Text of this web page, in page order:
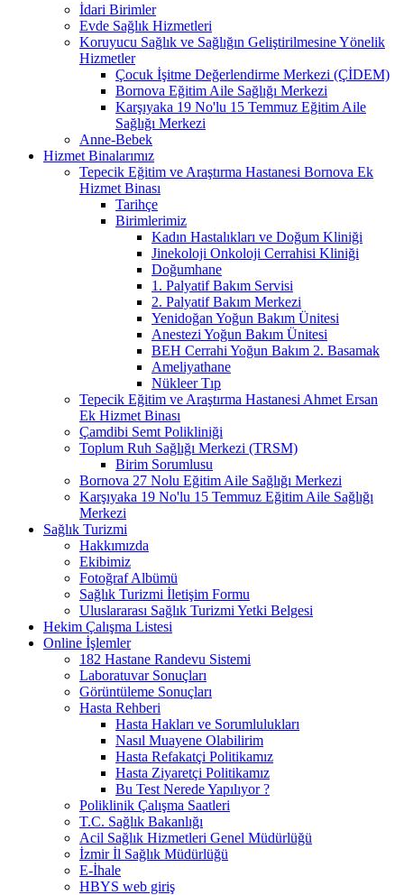
İdari Birimler
Evde Sağlık Hizmetleri
Koruyucu Sağlık ve Sağlığın Geliştirilmesine Yönelik
Hizmetler
Çocuk İşitme Değerlendirme Merkezi (ÇİDEM)
Bornova Eğitim Aile Sağlığı Merkezi
Karşıyaka 19 No'lu 15 Temmuz Eğitim Aile
Sağlığı Merkezi
Anne-Bebek
Hizmet Binalarımız
Tepecik Eğitim ve Araştırma Hastanesi Bornova Ek
Hizmet Binası
Tarihçe
Birimlerimiz
Kadın Hastalıkları ve Doğum Kliniği
Jinekoloji Onkoloji Cerrahisi Kliniği
Doğumhane
1. Palyatif Bakım Servisi
2. Palyatif Bakım Merkezi
Yenidoğan Yoğun Bakım Ünitesi
Anestezi Yoğun Bakım Ünitesi
BEH Cerrahi Yoğun Bakım 2. Basamak
Ameliyathane
Nükleer Tıp
Tepecik Eğitim ve Araştırma Hastanesi Ahmet Ersan
Ek Hizmet Binası
Çamdibi Semt Polikliniği
Toplum Ruh Sağlığı Merkezi (TRSM)
Birim Sorumlusu
Bornova 27 Nolu Eğitim Aile Sağlığı Merkezi
Karşıyaka 19 No'lu 15 Temmuz Eğitim Aile Sağlığı
Merkezi
Sağlık Turizmi
Hakkımızda
Ekibimiz
Fotoğraf Albümü
Sağlık Turizmi İletişim Formu
Uluslararası Sağlık Turizmi Yetki Belgesi
Hekim Çalışma Listesi
Online İşlemler
182 Hastane Randevu Sistemi
Laboratuvar Sonuçları
Görüntüleme Sonuçları
Hasta Rehberi
Hasta Hakları ve Sorumlulukları
Nasıl Muayene Olabilirim
Hasta Refakatçi Politikamız
Hasta Ziyaretçi Politikamız
Bu Test Nerede Yapılıyor ?
Poliklinik Çalışma Saatleri
T.C. Sağlık Bakanlığı
Acil Sağlık Hizmetleri Genel Müdürlüğü
İzmir İl Sağlık Müdürlüğü
E-İhale
HBYS web giriş